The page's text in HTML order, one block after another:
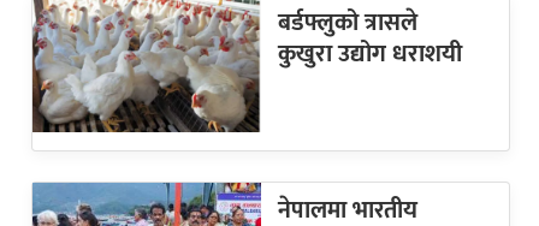
बर्डफ्लुको त्रासले
कुखुरा उद्योग धराशयी
नेपालमा भारतीय